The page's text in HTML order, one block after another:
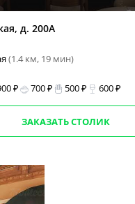
д. 200А
(1.4 км, 19 мин)
₽ 700 ₽ 500 ₽ 600 ₽
ЗАКАЗАТЬ СТОЛИК